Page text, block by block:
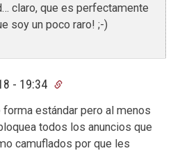
claro, que es perfectamente
soy un poco raro! ;-)
- 19:34
estándar pero al menos
todos los anuncios que
camuflados por que les